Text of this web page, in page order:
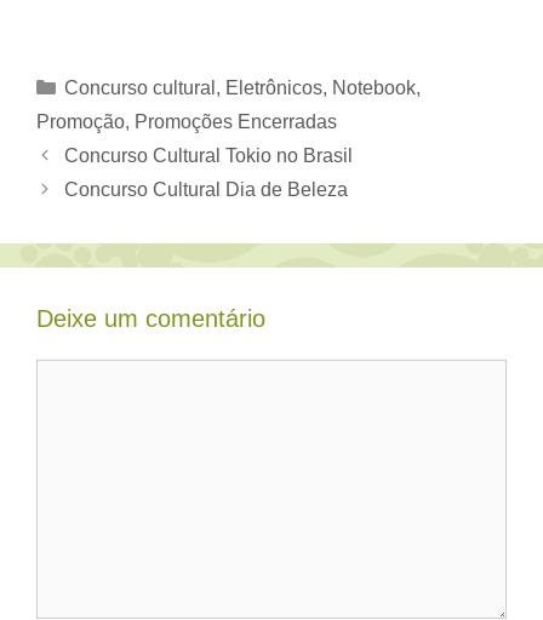
Categorias
Concurso cultural , Eletrônicos, Notebook,
Promoção, Promoções Encerradas
Concurso Cultural Tokio no Brasil
Concurso Cultural Dia de Beleza
Deixe um comentário